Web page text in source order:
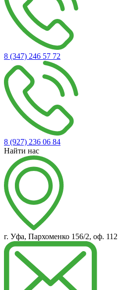
8 (347) 246 57 72
8 (927) 236 06 84
Найти нас
г. Уфа, Пархоменко 156/2, оф. 112